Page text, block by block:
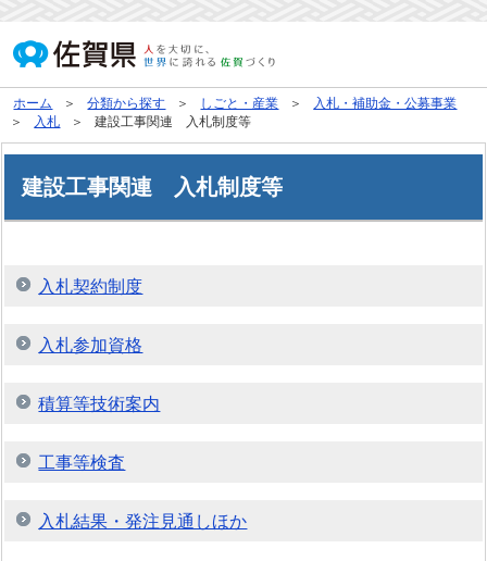
ホーム 分類から探す しごと・産業
入札・補助金・公募事業
入札
建設工事関連 入札制度等
建設工事関連 入札制度等
入札契約制度
入札参加資格
積算等技術案内
工事等検査
入札結果・発注見通しほか